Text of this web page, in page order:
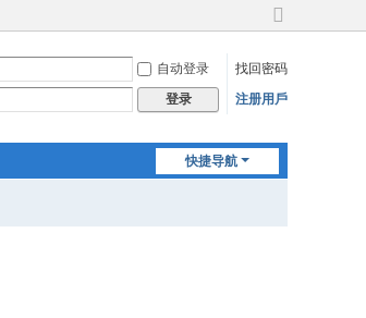
切
到
宽
自动登录
找回密码
登录 注册用戶
快捷导航